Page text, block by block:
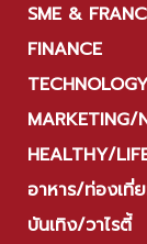
SME &
FINANCE
MARKETING/
HEALTHY/
อาหาร/ท่องเที่
บันเทิง/วาไรตี้